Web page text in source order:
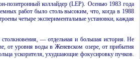
позитронный коллайдер (LEP). Осенью 1983 года
работ было столь высоким, что, когда в 1988
четыре эксперимен­тальные установки, каждая
столкно­вения, — отдельная и большая история. Не
от уровня воды в Женевском озере, от прибытия
ускорителя, ухудшающие фокусировку пучков.